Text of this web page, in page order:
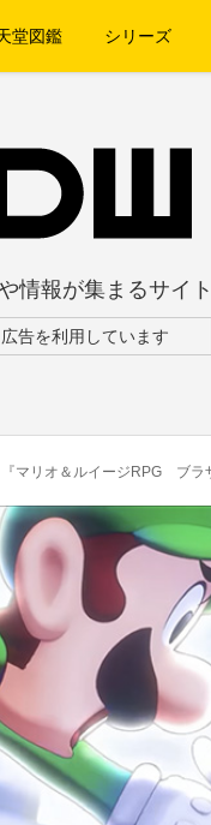
堂図鑑 シリーズ
情報が集まるサイト
告を利用しています
『マリオ＆ルイージRPG ブラザーシ